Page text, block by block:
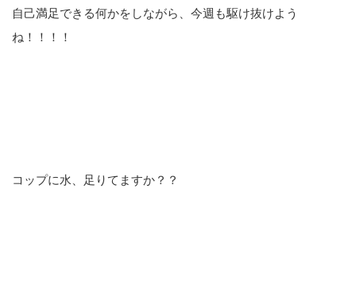
自己満足できる何かをしながら、今週も駆け抜けよう
ね！！！！
コップに水、足りてますか？？